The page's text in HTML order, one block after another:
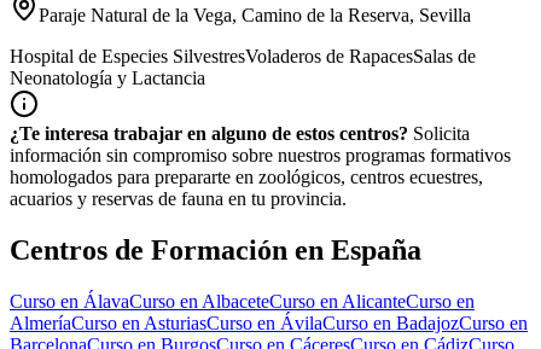
Paraje Natural de la Vega, Camino de la Reserva, Sevilla
Hospital de Especies SilvestresVoladeros de RapacesSalas de
Neonatología y Lactancia
¿Te interesa trabajar en alguno de estos centros? Solicita
información sin compromiso sobre nuestros programas formativos
homologados para prepararte en zoológicos, centros ecuestres,
acuarios y reservas de fauna en tu provincia.
Centros de Formación en España
Curso en ÁlavaCurso en AlbaceteCurso en AlicanteCurso en
AlmeríaCurso en AsturiasCurso en ÁvilaCurso en BadajozCurso en
BarcelonaCurso en BurgosCurso en CáceresCurso en CádizCurso